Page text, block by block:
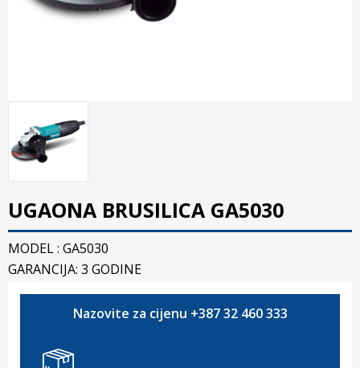
UGAONA BRUSILICA GA5030
MODEL : GA5030
GARANCIJA: 3 GODINE
Nazovite za cijenu +387 32 460 333